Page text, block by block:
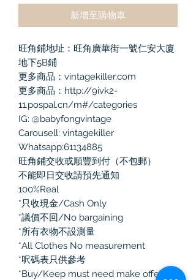
新增至購物車
旺角鋪地址：旺角廣華街一號仁安大廈
地下5B鋪
更多商品：vintagekiller.com
更多商品：http://9ivk2-
11.pospal.cn/m#/categories
IG: @babyfongvintage
Carousell: vintagekiller
Whatsapp:61134885
旺角鋪交收或順豐到付（不包郵）
不能即日交收請預先通知
100%Real
*只收現金/Cash Only
*議價不回/No bargaining
*所有衣物不設測量
*All Clothes No measurement
*呎碼表只供參考
*Buy/Keep must need make offer